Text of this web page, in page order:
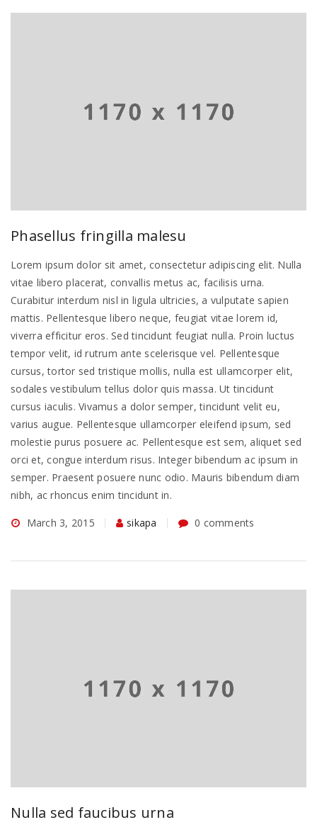
Phasellus fringilla malesu
Lorem ipsum dolor sit amet, consectetur adipiscing elit. Nulla
vitae libero placerat, convallis metus ac, facilisis urna.
Curabitur interdum nisl in ligula ultricies, a vulputate sapien
mattis. Pellentesque libero neque, feugiat vitae lorem id,
viverra efficitur eros. Sed tincidunt feugiat nulla. Proin luctus
tempor velit, id rutrum ante scelerisque vel. Pellentesque
cursus, tortor sed tristique mollis, nulla est ullamcorper elit,
sodales vestibulum tellus dolor quis massa. Ut tincidunt
cursus iaculis. Vivamus a dolor semper, tincidunt velit eu,
varius augue. Pellentesque ullamcorper eleifend ipsum, sed
molestie purus posuere ac. Pellentesque est sem, aliquet sed
orci et, congue interdum risus. Integer bibendum ac ipsum in
semper. Praesent posuere nunc odio. Mauris bibendum diam
nibh, ac rhoncus enim tincidunt in.
March 3, 2015 sikapa 0 comments
Nulla sed faucibus urna